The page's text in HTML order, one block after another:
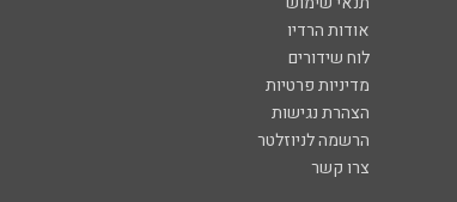
אודות הרדיו
לוח שידורים
מדיניות פרטיות
הצהרת נגישות
הרשמה לניוזלטר
צרו קשר